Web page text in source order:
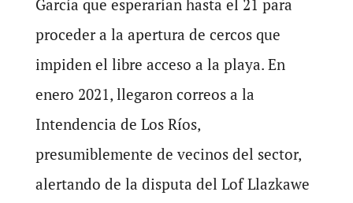
García que esperarían hasta el 21 para
proceder a la apertura de cercos que
impiden el libre acceso a la playa. En
enero 2021, llegaron correos a la
Intendencia de Los Ríos,
presumiblemente de vecinos del sector,
alertando de la disputa del Lof Llazkawe